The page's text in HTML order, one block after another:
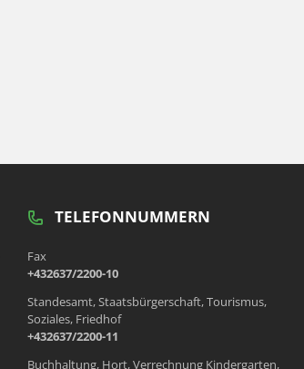
TELEFONNUMMERN
Fax
+432637/2200-10
Standesamt, Staatsbürgerschaft, Tourismus,
Soziales, Friedhof
+432637/2200-11
Buchhaltung, Hort, Verrechnung Kindergarten,